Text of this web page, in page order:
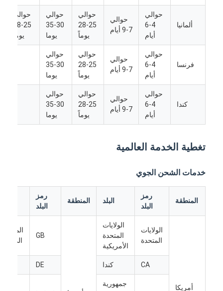
ألمانيا
حوالي
4-6
أيام
حوالي
7-9 أيام
حوالي
25-28
يوماً
حوالي
30-35
يوما
حوالي
25-28
يوماً
فرنسا
حوالي
4-6
أيام
حوالي
7-9 أيام
حوالي
25-28
يوماً
حوالي
30-35
يوما
كندا
حوالي
4-6
أيام
حوالي
7-9 أيام
حوالي
25-28
يوماً
حوالي
30-35
يوما
تغطية الخدمة العالمية
خدمات الشحن الجوي
المنطقة
رمز
البلد
البلد المنطقة
رمز
البلد
أمريكا
الولايات
المتحدة
الولايات
المتحدة
الأمريكية
GB
المملكة
المتحدة
CA كندا DE
جمهورية